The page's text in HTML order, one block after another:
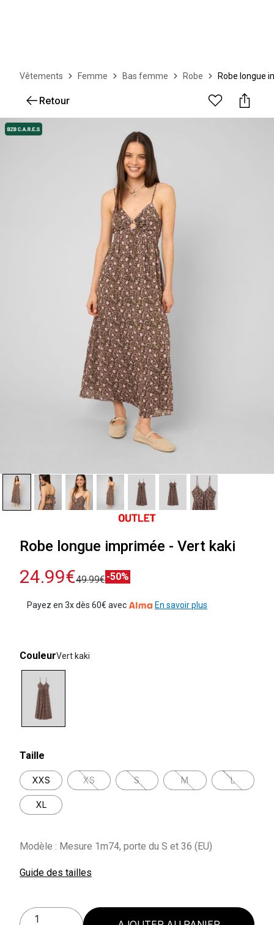
Vêtements Femme Bas femme Robe Robe longue
Retour
Robe longue imprimée - Vert kaki
24.99€49.99€-50%
Payez en 3x dès 60€ avec En savoir plus
CouleurVert kaki
Taille
XXS XS S M L
XL
Modèle : Mesure 1m74, porte du S et 36 (EU)
Guide des tailles